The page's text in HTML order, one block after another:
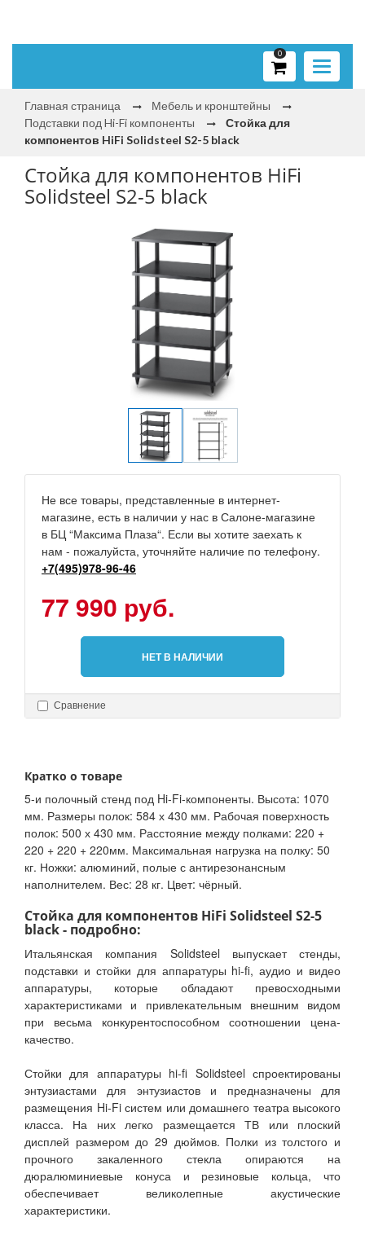
Toggle
0
Главная страница
Мебель и кронштейны
Подставки под Hi-Fi компоненты
Стойка для
компонентов HiFi Solidsteel S2-5 black
Стойка для компонентов HiFi
Solidsteel S2-5 black
Не все товары, представленные в интернет-
магазине, есть в наличии у нас в Салоне-магазине
в БЦ “Максима Плаза“. Если вы хотите заехать к
нам - пожалуйста, уточняйте наличие по телефону.
+7(495)978-96-46
77 990 руб.
НЕТ В НАЛИЧИИ
Сравнение
Кратко о товаре
5-и полочный стенд под Hi-Fi-компоненты. Высота: 1070
мм. Размеры полок: 584 х 430 мм. Рабочая поверхность
полок: 500 х 430 мм. Расстояние между полками: 220 +
220 + 220 + 220мм. Максимальная нагрузка на полку: 50
кг. Ножки: алюминий, полые с антирезонансным
наполнителем. Вес: 28 кг. Цвет: чёрный.
Стойка для компонентов HiFi Solidsteel S2-5
black - подробно:
Итальянская компания Solidsteel выпускает стенды,
подставки и стойки для аппаратуры hi-fi, аудио и видео
аппаратуры, которые обладают превосходными
характеристиками и привлекательным внешним видом
при весьма конкурентоспособном соотношении цена-
качество.
Стойки для аппаратуры hi-fi Solidsteel спроектированы
энтузиастами для энтузиастов и предназначены для
размещения Hi-Fi систем или домашнего театра высокого
класса. На них легко размещается ТВ или плоский
дисплей размером до 29 дюймов. Полки из толстого и
прочного закаленного стекла опираются на
дюралюминиевые конуса и резиновые кольца, что
обеспечивает великолепные акустические
характеристики.